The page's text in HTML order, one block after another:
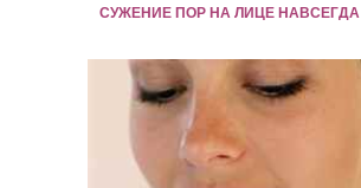
СУЖЕНИЕ ПОР НА ЛИЦЕ НАВСЕГДА